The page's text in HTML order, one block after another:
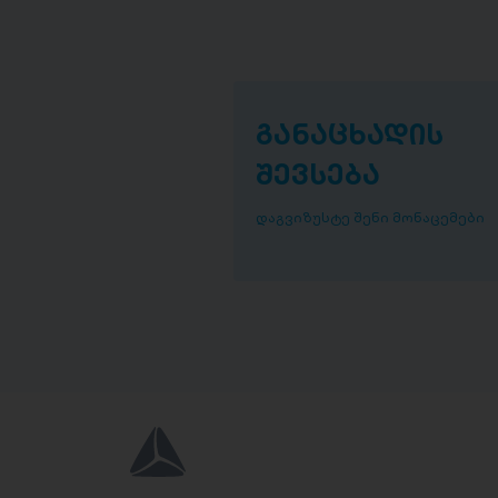
განაცხადის
შევსება
დაგვიზუსტე შენი მონაცემები